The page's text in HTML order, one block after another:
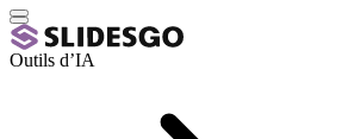
Outils d’IA